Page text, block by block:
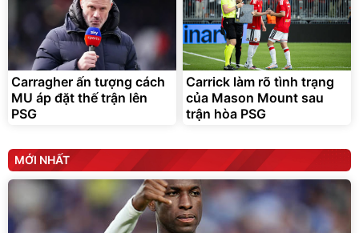
Carragher ấn tượng cách
MU áp đặt thế trận lên
PSG
Carrick làm rõ tình trạng
của Mason Mount sau
trận hòa PSG